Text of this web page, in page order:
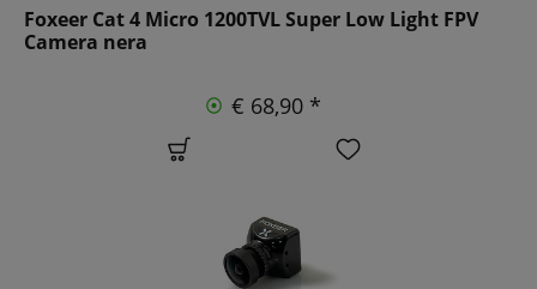
Foxeer Cat 4 Micro 1200TVL Super Low Light FPV
Camera nera
€ 68,90 *